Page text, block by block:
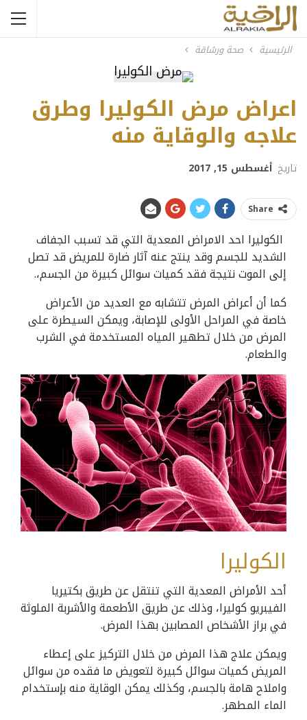
الرئيسية صحة ورشاقة
اعراض مرض الكوليرا وطرق
علاجه والوقاية منه
تاريخ أغسطس 15, 2017
Share
الكوليرا احد الامراض المعدية التي قد تسبب الجفاف
الشديد للجسم وقد ينتج عنه آثار ضارة للمريض قد تصل
إلى الموت نتيجة فقد كميات سوائل كبيرة من الجسم،.
كما أن أعراض المرض تتشابه مع العديد من الأعراض
خاصة في المراحل الأولى للإصابة، ويمكن السيطرة على
المرض من خلال تطهير المياه المستخدمة في الشرب
والطعام.
الكوليرا
أحد الأمراض المعدية التي تنتقل عن طريق بكتيريا
الفيبريو كوليرا، وذلك عن طريق الأطعمة والأشربة الملوثة
في براز الأشخاص المصابين بهذا المرض.
ويمكن علاج هذا المرض من خلال التركيز على إعطاء
المريض كميات سوائل كبيرة لتعويض ما فقده من سوائل
واملاح هامة بالجسم، وكذلك يمكن الوقاية منه بإستخدام
الماء المطهر.